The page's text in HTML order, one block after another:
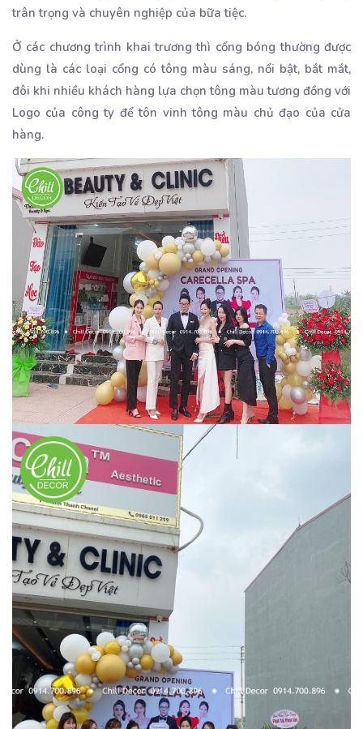
trân trọng và chuyên nghiệp của bữa tiệc.
Ở các chương trình khai trương thì cổng bóng thường được
dùng là các loại cổng có tông màu sáng, nổi bật, bắt mắt,
đôi khi nhiều khách hàng lựa chọn tông màu tương đồng với
Logo của công ty để tôn vinh tông màu chủ đạo của cửa
hàng.